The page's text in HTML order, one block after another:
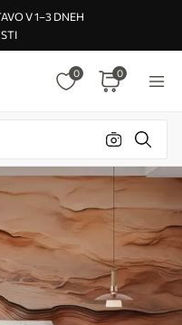
V 1–3 DNEH
0 0